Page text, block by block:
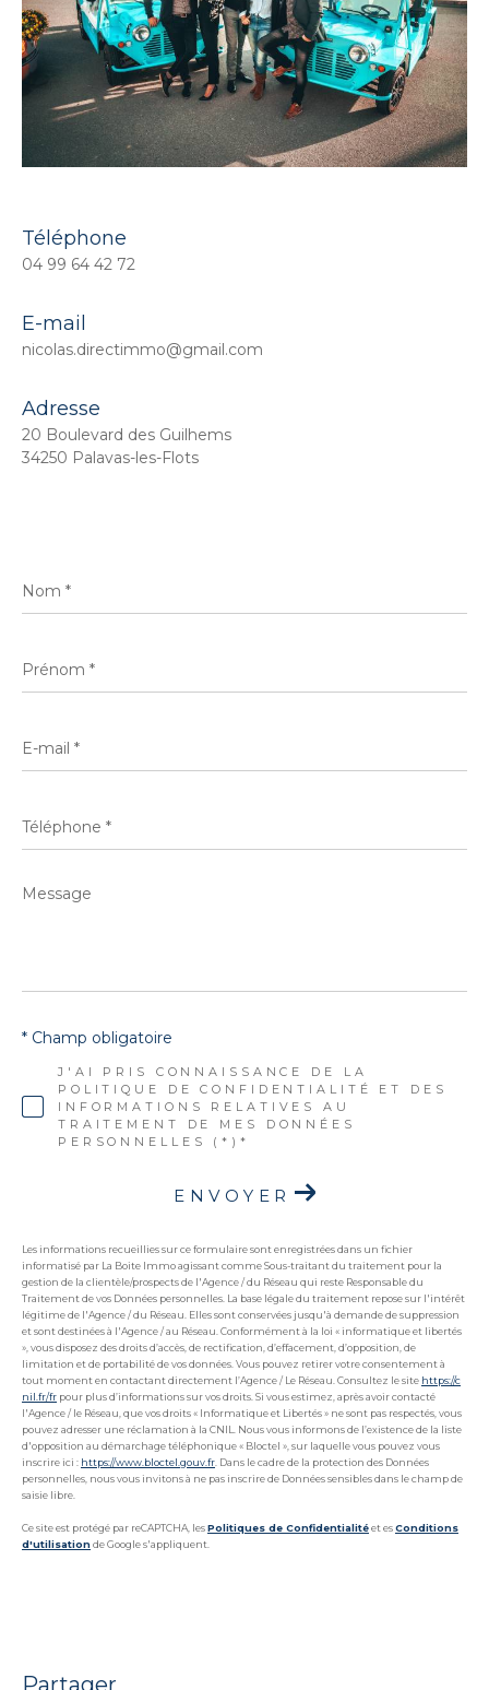
Téléphone
04 99 64 42 72
E-mail
nicolas.directimmo@gmail.com
Adresse
20 Boulevard des Guilhems
34250 Palavas-les-Flots
*
*
mail
*
*
Message
J'AI PRIS CONNAISSANCE DE LA
POLITIQUE DE CONFIDENTIALITÉ ET DES
INFORMATIONS RELATIVES AU
TRAITEMENT DE MES DONNÉES
PERSONNELLES (*)*
* Champ obligatoire
ENVOYER
Les informations recueillies sur ce formulaire sont enregistrées dans un fichier
informatisé par La Boite Immo agissant comme Sous-traitant du traitement pour la
gestion de la clientèle/prospects de l'Agence / du Réseau qui reste Responsable du
Traitement de vos Données personnelles. La base légale du traitement repose sur l'intérêt
légitime de l'Agence / du Réseau. Elles sont conservées jusqu'à demande de suppression
et sont destinées à l'Agence / au Réseau. Conformément à la loi « informatique et libertés
», vous disposez des droits d’accès, de rectification, d’effacement, d’opposition, de
limitation et de portabilité de vos données. Vous pouvez retirer votre consentement à
tout moment en contactant directement l’Agence / Le Réseau. Consultez le site https://c
nil.fr/fr pour plus d’informations sur vos droits. Si vous estimez, après avoir contacté
l'Agence / le Réseau, que vos droits « Informatique et Libertés » ne sont pas respectés, vous
pouvez adresser une réclamation à la CNIL. Nous vous informons de l’existence de la liste
d'opposition au démarchage téléphonique « Bloctel », sur laquelle vous pouvez vous
inscrire ici : https://www.bloctel.gouv.fr. Dans le cadre de la protection des Données
personnelles, nous vous invitons à ne pas inscrire de Données sensibles dans le champ de
saisie libre.
Ce site est protégé par reCAPTCHA, lesPolitiques de Confidentialitéet esConditions
d'utilisationde Google s'appliquent.